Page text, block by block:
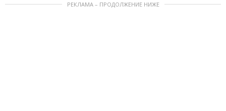
РЕКЛАМА – ПРОДОЛЖЕНИЕ НИЖЕ